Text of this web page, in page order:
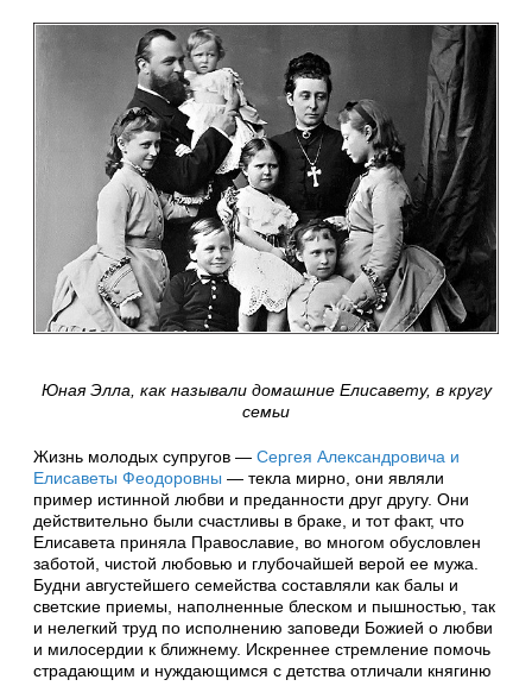
Юная Элла, как называли домашние Елисавету, в кругу
семьи
Жизнь молодых супругов — Сергея Александровича и
Елисаветы Феодоровны — текла мирно, они являли
пример истинной любви и преданности друг другу. Они
действительно были счастливы в браке, и тот факт, что
Елисавета приняла Православие, во многом обусловлен
заботой, чистой любовью и глубочайшей верой ее мужа.
Будни августейшего семейства составляли как балы и
светские приемы, наполненные блеском и пышностью, так
и нелегкий труд по исполнению заповеди Божией о любви
и милосердии к ближнему. Искреннее стремление помочь
страдающим и нуждающимся с детства отличали княгиню